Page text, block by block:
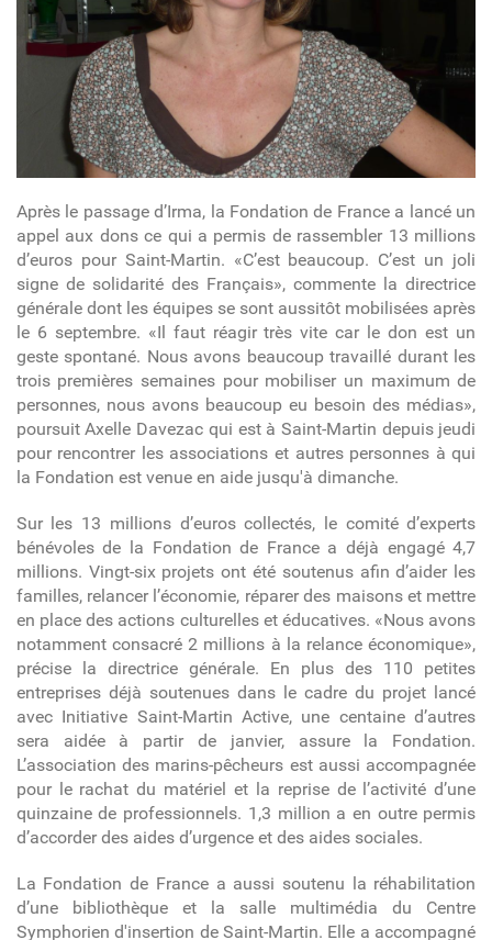
Après le passage d’Irma, la Fondation de France a lancé un
appel aux dons ce qui a permis de rassembler 13 millions
d’euros pour Saint-Martin. «C’est beaucoup. C’est un joli
signe de solidarité des Français», commente la directrice
générale dont les équipes se sont aussitôt mobilisées après
le 6 septembre. «Il faut réagir très vite car le don est un
geste spontané. Nous avons beaucoup travaillé durant les
trois premières semaines pour mobiliser un maximum de
personnes, nous avons beaucoup eu besoin des médias»,
poursuit Axelle Davezac qui est à Saint-Martin depuis jeudi
pour rencontrer les associations et autres personnes à qui
la Fondation est venue en aide jusqu'à dimanche.
Sur les 13 millions d’euros collectés, le comité d’experts
bénévoles de la Fondation de France a déjà engagé 4,7
millions. Vingt-six projets ont été soutenus afin d’aider les
familles, relancer l’économie, réparer des maisons et mettre
en place des actions culturelles et éducatives. «Nous avons
notamment consacré 2 millions à la relance économique»,
précise la directrice générale. En plus des 110 petites
entreprises déjà soutenues dans le cadre du projet lancé
avec Initiative Saint-Martin Active, une centaine d’autres
sera aidée à partir de janvier, assure la Fondation.
L’association des marins-pêcheurs est aussi accompagnée
pour le rachat du matériel et la reprise de l’activité d’une
quinzaine de professionnels. 1,3 million a en outre permis
d’accorder des aides d’urgence et des aides sociales.
La Fondation de France a aussi soutenu la réhabilitation
d’une bibliothèque et la salle multimédia du Centre
Symphorien d'insertion de Saint-Martin. Elle a accompagné